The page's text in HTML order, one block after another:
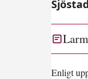
Enligt